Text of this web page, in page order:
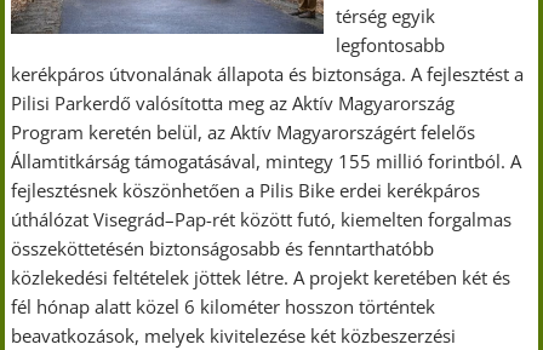
térség egyik
legfontosabb
kerékpáros útvonalának állapota és biztonsága. A fejlesztést a
Pilisi Parkerdő valósította meg az Aktív Magyarország
Program keretén belül, az Aktív Magyarországért felelős
Államtitkárság támogatásával, mintegy 155 millió forintból. A
fejlesztésnek köszönhetően a Pilis Bike erdei kerékpáros
úthálózat Visegrád–Pap-rét között futó, kiemelten forgalmas
összeköttetésén biztonságosabb és fenntarthatóbb
közlekedési feltételek jöttek létre. A projekt keretében két és
fél hónap alatt közel 6 kilométer hosszon történtek
beavatkozások, melyek kivitelezése két közbeszerzési